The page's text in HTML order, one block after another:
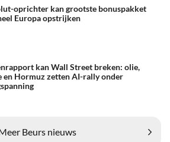
oprichter kan grootste bonuspakket
Europa opstrijken
kan Wall Street breken: olie,
en Hormuz zetten AI-rally onder
Beurs nieuws